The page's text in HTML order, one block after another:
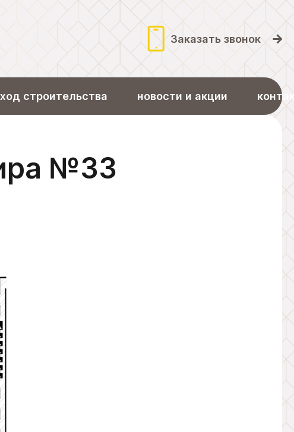
Заказать звонок
ход строительства новости и акции
№33